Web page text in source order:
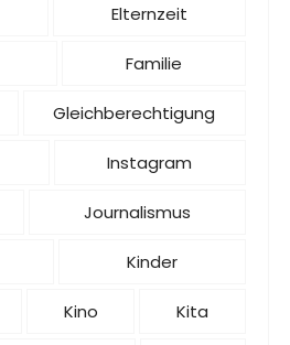
Elternzeit
Familie
Gleichberechtigung
Instagram
Journalismus
Kinder
Kino Kita